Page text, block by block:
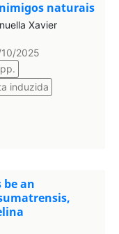
naturais
Xavier
2025
induzida
an